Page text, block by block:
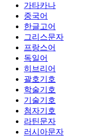
가타카나
중국어
한글고어
그리스문자
프랑스어
독일어
히브리어
괄호기호
학술기호
기술기호
첨자기호
라틴문자
러시아문자